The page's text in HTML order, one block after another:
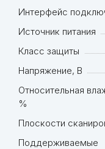
Интерфейс
Источник питания
Класс защиты
Напряжение, В
Относительная
%
Плоскости
Поддерживаемые